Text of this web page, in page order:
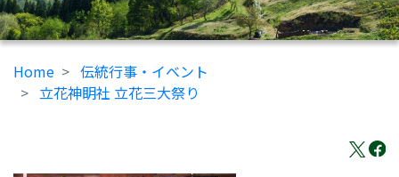
Home
伝統行事・イベント
立花神眀社 立花三大祭り